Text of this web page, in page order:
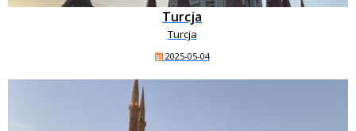
Turcja
Turcja
2025-05-04